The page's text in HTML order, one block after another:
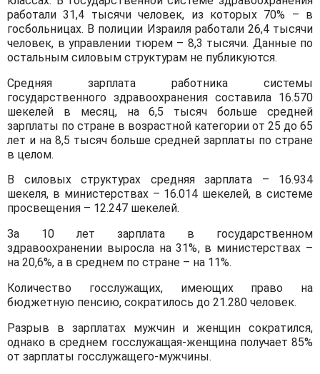
работали 31,4 тысячи человек, из которых 70% – в
госбольницах. В полиции Израиля работали 26,4 тысячи
человек, в управлении тюрем – 8,3 тысячи. Данные по
остальным силовым структурам не публикуются.
Средняя зарплата работника системы
государственного здравоохранения составила 16.570
шекелей в месяц, на 6,5 тысяч больше средней
зарплаты по стране в возрастной категории от 25 до 65
лет и на 8,5 тысяч больше средней зарплаты по стране
в целом.
В силовых структурах средняя зарплата – 16.934
шекеля, в министерствах – 16.014 шекелей, в системе
просвещения – 12.247 шекелей.
За 10 лет зарплата в государственном
здравоохранении выросла на 31%, в министерствах –
на 20,6%, а в среднем по стране – на 11%.
Количество госслужащих, имеющих право на
бюджетную пенсию, сократилось до 21.280 человек.
Разрыв в зарплатах мужчин и женщин сократился,
однако в среднем госслужащая-женщина получает 85%
от зарплаты госслужащего-мужчины.